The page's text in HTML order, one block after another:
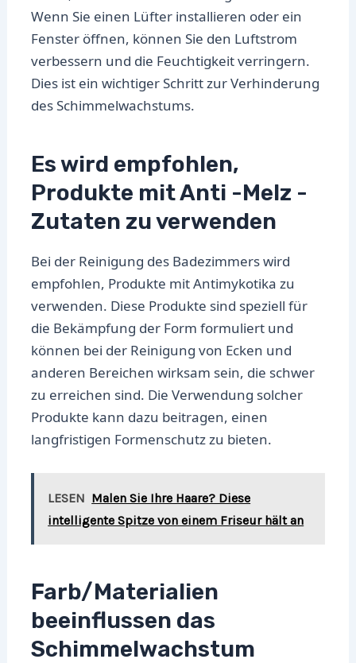
Wenn Sie einen Lüfter installieren oder ein
Fenster öffnen, können Sie den Luftstrom
verbessern und die Feuchtigkeit verringern.
Dies ist ein wichtiger Schritt zur Verhinderung
des Schimmelwachstums.
Es wird empfohlen,
Produkte mit Anti -Melz -
Zutaten zu verwenden
Bei der Reinigung des Badezimmers wird
empfohlen, Produkte mit Antimykotika zu
verwenden. Diese Produkte sind speziell für
die Bekämpfung der Form formuliert und
können bei der Reinigung von Ecken und
anderen Bereichen wirksam sein, die schwer
zu erreichen sind. Die Verwendung solcher
Produkte kann dazu beitragen, einen
langfristigen Formenschutz zu bieten.
LESEN Malen Sie Ihre Haare? Diese
intelligente Spitze von einem Friseur hält an
Farb/Materialien
beeinflussen das
Schimmelwachstum